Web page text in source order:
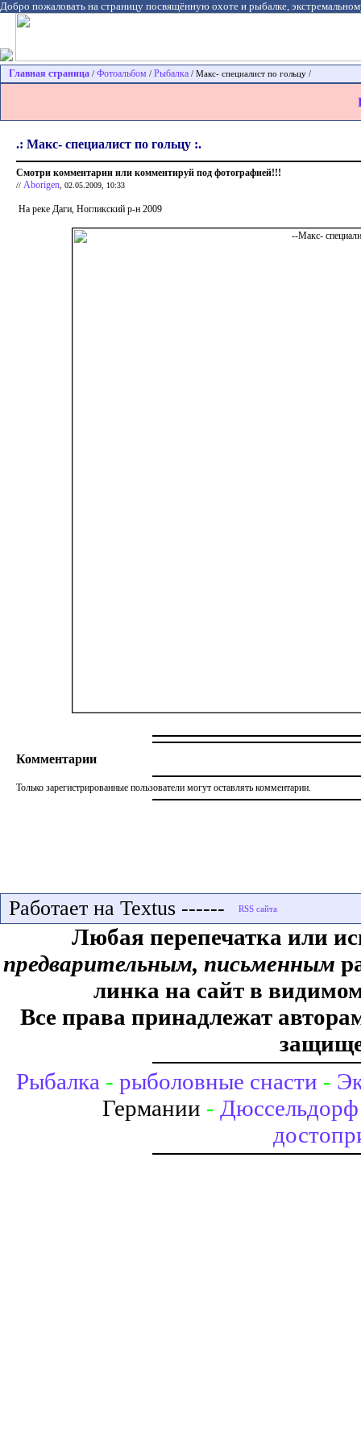
Добро пожаловать на страницу посвящённую охоте и рыбалке,
Главная страница / Фотоальбом / Рыбалка / Макс- специалист по гольцу /
.: Макс- специалист по гольцу :.
Смотри комментарии или комментируй под фотографией!!!
// Aborigen , 02.05.2009, 10:33
На реке Даги, Ногликский р-н 2009
Комментарии
Только зарегистрированные пользователи могут оставлять комментарии.
Работает на Textus ------
Любая перепечатка или
предварительным, письменным
линка на сайт в
Все права принадлежат
Рыбалка - рыболовные снасти -
Германии - Дюссельдорф